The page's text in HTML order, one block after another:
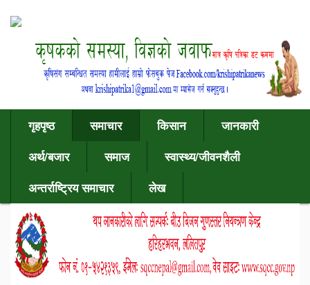
गृहपृष्ठ समाचार किसान
जानकारी
अर्थ/बजार
समाज
स्वास्थ्य/जीवनशैली
अन्तर्राष्ट्रिय समाचार
लेख